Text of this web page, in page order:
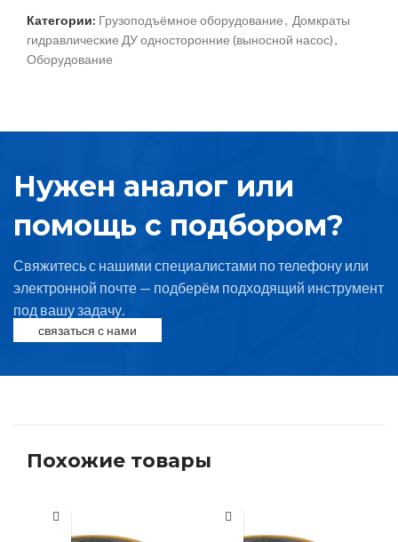
Категории: Грузоподъёмное оборудование, Домкраты
гидравлические ДУ односторонние (выносной насос),
Оборудование
Нужен аналог или
помощь с подбором?
Свяжитесь с нашими специалистами по телефону или
электронной почте — подберём подходящий инструмент
под вашу задачу.
связаться с нами
Похожие товары